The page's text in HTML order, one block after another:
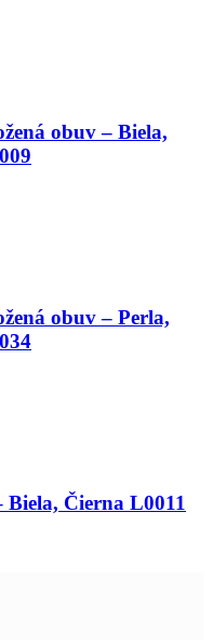
obuv – Biela,
obuv – Perla,
Biela, Čierna L0011